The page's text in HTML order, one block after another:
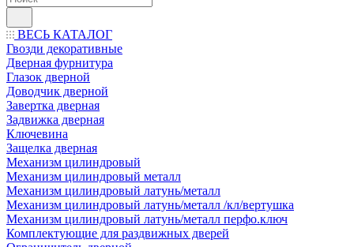
ВЕСЬ КАТАЛОГ
Гвозди декоративные
Дверная фурнитура
Глазок дверной
Доводчик дверной
Завертка дверная
Задвижка дверная
Ключевина
Защелка дверная
Механизм цилиндровый
Механизм цилиндровый металл
Механизм цилиндровый латунь/металл
Механизм цилиндровый латунь/металл /кл/вертушка
Механизм цилиндровый латунь/металл перфо.ключ
Комплектующие для раздвижных дверей